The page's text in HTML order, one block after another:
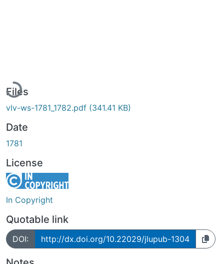
Loading...
Files
vlv-ws-1781_1782.pdf (341.41 KB)
Date
1781
License
In Copyright
Quotable link
DOI: http://dx.doi.org/10.22029/jlupub-1304